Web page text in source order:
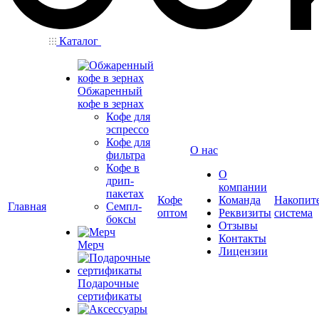
Главная
Каталог
Обжаренный
кофе в зернах
Кофе для
эспрессо
Кофе для
фильтра
Кофе в
дрип-
пакетах
Семпл-
боксы
Мерч
Подарочные
сертификаты
Кофе
оптом
О нас
О
компании
Команда
Реквизиты
Отзывы
Контакты
Лицензии
система